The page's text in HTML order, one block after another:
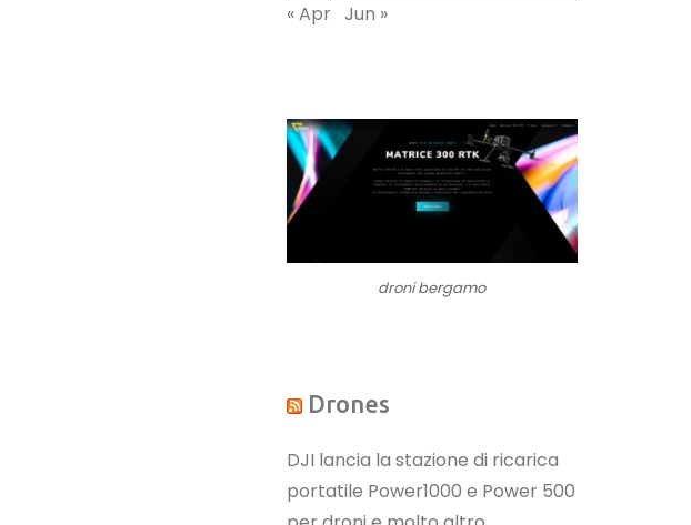
« Apr Jun »
droni bergamo
Drones
DJI lancia la stazione di ricarica
portatile Power1000 e Power 500